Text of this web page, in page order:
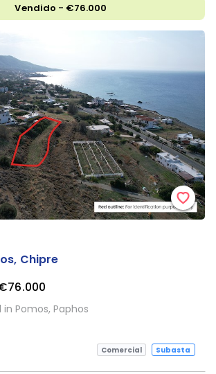
Vendido - €76.000
Chipre
Pomos, Paphos
Comercial Subasta